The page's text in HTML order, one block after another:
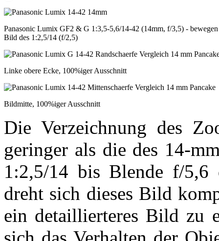
Panasonic Lumix GF2 & G 1:3,5-5,6/14-42 (14mm, f/3,5) -
Bild des 1:2,5/14 (f/2,5)
Linke obere Ecke, 100%iger Ausschnitt
Bildmitte, 100%iger Ausschnitt
Die Verzeichnung des
geringer als die des 14-
1:2,5/14 bis Blende f/5,6
dreht sich dieses Bild
ein detaillierteres Bild zu